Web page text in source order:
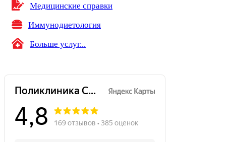
Медицинские справки
Иммунодиетология
Больше услуг...